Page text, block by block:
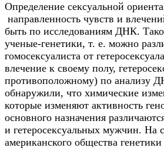
Определение сексуальной
направленность чувств и
быть по исследованиям ДНК.
ученые-генетики, т. е. можно
гомосексуалиста от
влечение к своему полу,
противоположному) по анализу
обнаружили, что химические
которые изменяют активность
основного назначения
и гетеросексуальных мужчин. На
американского общества